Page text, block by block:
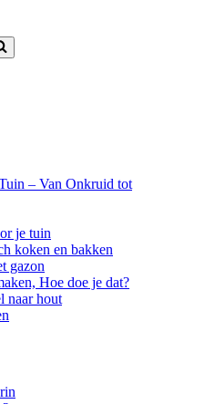
– Van Onkruid tot
je tuin
koken en bakken
gazon
Hoe doe je dat?
naar hout